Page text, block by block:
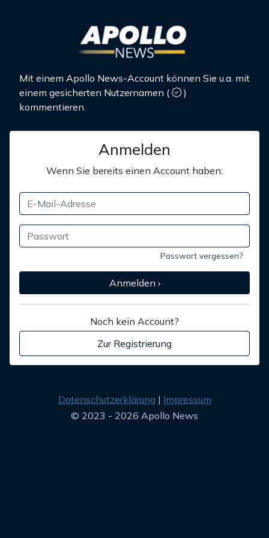
Mit einem Apollo News-Account können Sie u.a. mit
einem gesicherten Nutzernamen (
)
kommentieren.
Anmelden
Wenn Sie bereits einen Account haben:
Passwort vergessen?
Anmelden ›
Noch kein Account?
Zur Registrierung
Datenschutzerklärung
Impressum
© 2023 - 2026 Apollo News